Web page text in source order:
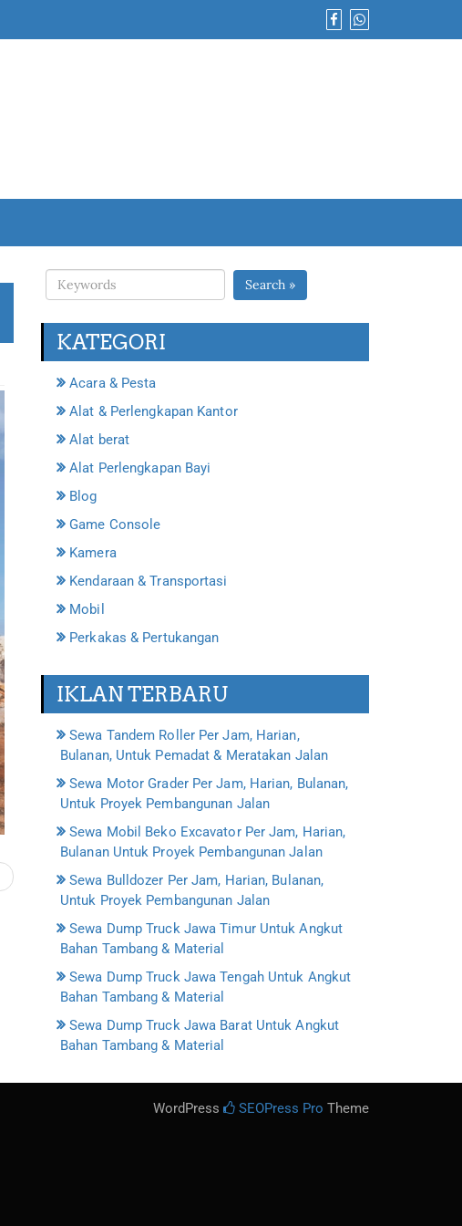
Search »
KATEGORI
Acara & Pesta
Alat & Perlengkapan Kantor
Alat berat
Alat Perlengkapan Bayi
Blog
Game Console
Kamera
Kendaraan & Transportasi
Mobil
Perkakas & Pertukangan
IKLAN TERBARU
Sewa Tandem Roller Per Jam, Harian,
Bulanan, Untuk Pemadat & Meratakan Jalan
Sewa Motor Grader Per Jam, Harian, Bulanan,
Untuk Proyek Pembangunan Jalan
Sewa Mobil Beko Excavator Per Jam, Harian,
Bulanan Untuk Proyek Pembangunan Jalan
Sewa Bulldozer Per Jam, Harian, Bulanan,
Untuk Proyek Pembangunan Jalan
Sewa Dump Truck Jawa Timur Untuk Angkut
Bahan Tambang & Material
Sewa Dump Truck Jawa Tengah Untuk Angkut
Bahan Tambang & Material
Sewa Dump Truck Jawa Barat Untuk Angkut
Bahan Tambang & Material
WordPress SEOPress Pro Theme